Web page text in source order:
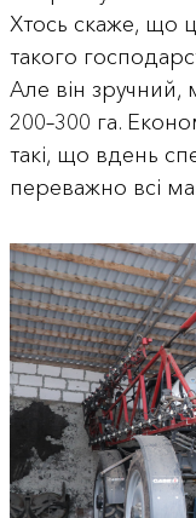
Хтось скаже, що
такого
Але він зручний,
200–300 га.
такі, що вдень
переважно всі